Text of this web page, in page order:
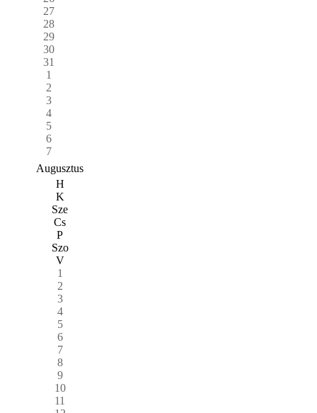
27
28
29
30
31
1
2
3
4
5
6
7
Augusztus
H
K
Sze
Cs
P
Szo
V
1
2
3
4
5
6
7
8
9
10
11